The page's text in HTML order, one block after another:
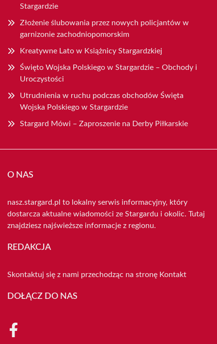
Stargardzie
Złożenie ślubowania przez nowych policjantów w
garnizonie zachodniopomorskim
Kreatywne Lato w Książnicy Stargardzkiej
Święto Wojska Polskiego w Stargardzie – Obchody i
Uroczystości
Utrudnienia w ruchu podczas obchodów Święta
Wojska Polskiego w Stargardzie
Stargard Mówi – Zaproszenie na Derby Piłkarskie
O NAS
nasz.stargard.pl to lokalny serwis informacyjny, który
dostarcza aktualne wiadomości ze Stargardu i okolic. Tutaj
znajdziesz najświeższe informacje z regionu.
REDAKCJA
Skontaktuj się z nami przechodząc na stronę Kontakt
DOŁĄCZ DO NAS